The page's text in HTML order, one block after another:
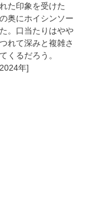
た印象を受けた
奥にホイシンソー
。口当たりはやや
れて深みと複雑さ
くるだろう。
年]